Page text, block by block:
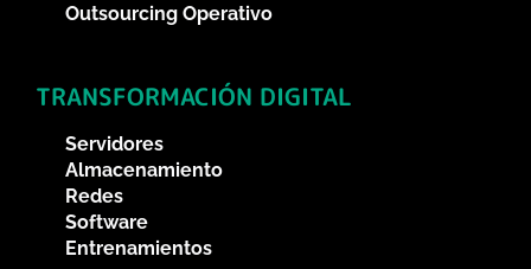
Outsourcing Operativo
TRANSFORMACIÓN DIGITAL
Servidores
Almacenamiento
Redes
Software
Entrenamientos